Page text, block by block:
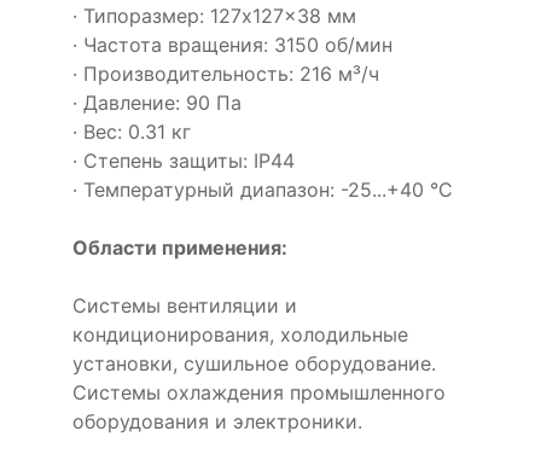
· Типоразмер: 127x127x38 мм
· Частота вращения: 3150 об/мин
· Производительность: 216 м³/ч
· Давление: 90 Па
· Вес: 0.31 кг
· Степень защиты: IP44
· Температурный диапазон: -25...+40 °C
Области применения:
Системы вентиляции и
кондиционирования, холодильные
установки, сушильное оборудование.
Системы охлаждения промышленного
оборудования и электроники.